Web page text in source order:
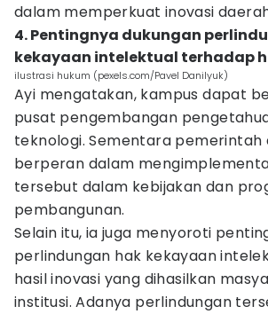
dalam memperkuat inovasi
4. Pentingnya dukungan
kekayaan intelektual terhadap
ilustrasi hukum (pexels.com/Pavel Danilyuk)
Ayi mengatakan, kampus dapat
pusat pengembangan
teknologi. Sementara pemerintah
berperan dalam
tersebut dalam kebijakan dan
pembangunan.
Selain itu, ia juga menyoroti
perlindungan hak kekayaan
hasil inovasi yang dihasilkan
institusi. Adanya perlindungan